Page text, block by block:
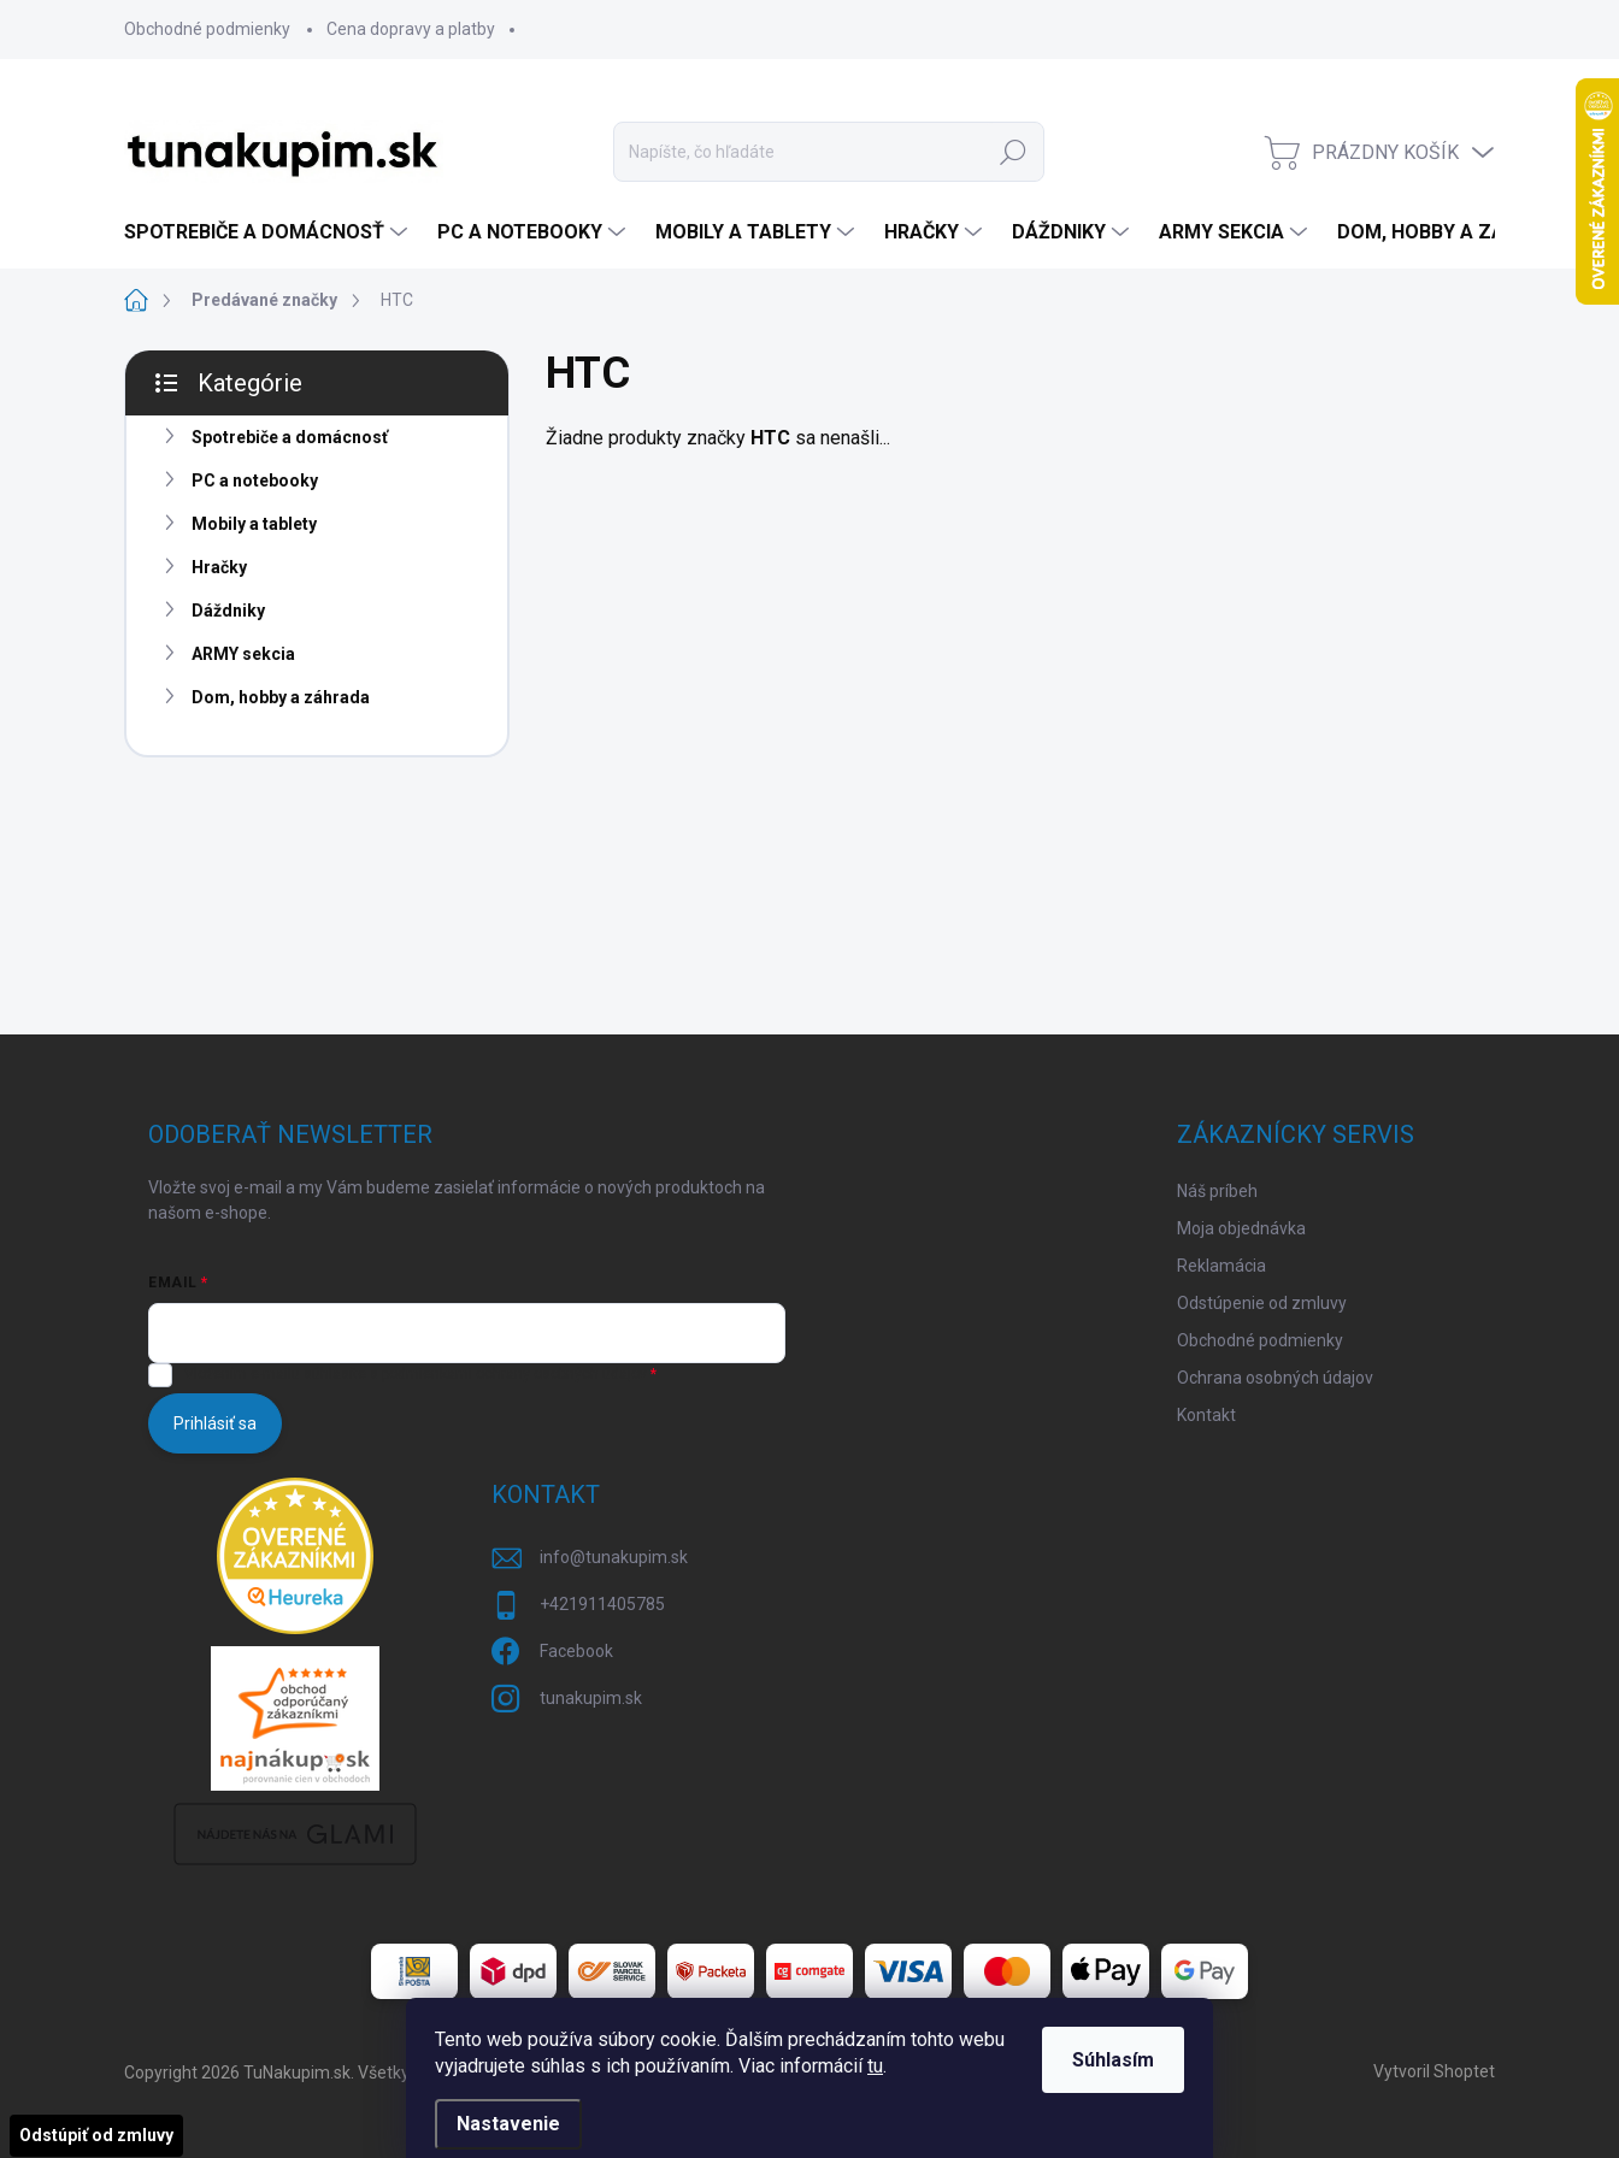
Tento web používa súbory cookie. Ďalším prechádzaním tohto webu
vyjadrujete súhlas s ich používaním. Viac informáciítu.
Nastavenie
Súhlasím
Obchodné podmienky Cena dopravy a platby
Hľadať
NÁKUPNÝ
PRÁZDNY KOŠÍK
SPOTREBIČE A DOMÁCNOSŤ PC A NOTEBOOKY MOBILY A TABLETY HRAČKY DÁŽDNIKY ARMY SEKCIA DOM, HOBBY A ZÁHRADA
DomovPredávané značky HTC
B
č
kategórie
Kategórie
Spotrebiče a domácnosť
PC a notebooky
Mobily a tablety
Hračky
Dáždniky
ARMY sekcia
Dom, hobby a záhrada
HTC
Žiadne produkty značky HTC sa nenašli...
ODOBERAŤ NEWSLETTER
Vložte svoj e-mail a my Vám budeme zasielať informácie o nových produktoch na
našom e-shope.
EMAIL
Prihlásiť sa
ZÁKAZNÍCKY SERVIS
Náš príbeh
Moja objednávka
Reklamácia
Odstúpenie od zmluvy
Obchodné podmienky
Ochrana osobných údajov
Kontakt
KONTAKT
info@tunakupim.sk
+421911405785
Facebook
tunakupim.sk
Vytvoril Shoptet
Copyright 2026 TuNakupim.sk . Všetky práva vyhradené.Upraviť nastavenie cookies
Odstúpiť od zmluvy